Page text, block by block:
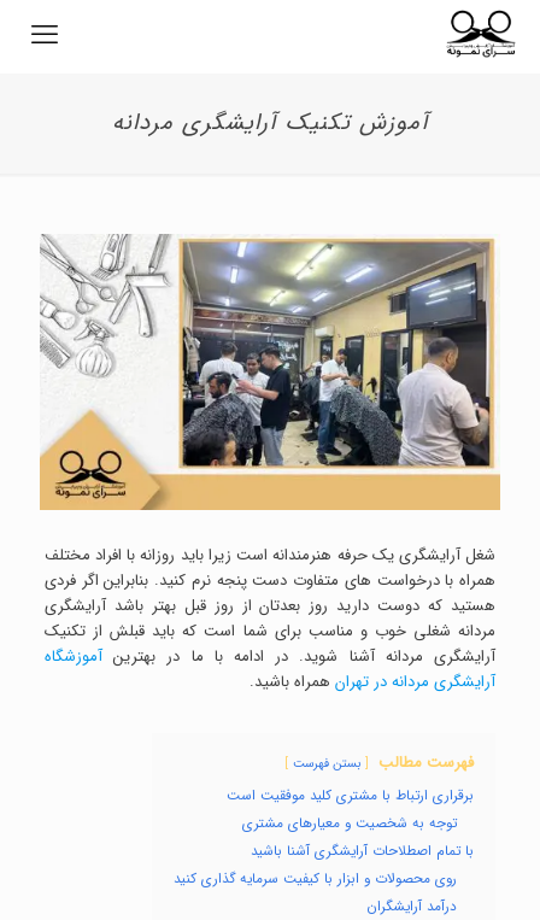
آموزش تکنیک آرایشگری مردانه
شغل آرایشگری یک حرفه هنرمندانه است زیرا باید روزانه با افراد مختلف
همراه با درخواست های متفاوت دست پنجه نرم کنید. بنابراین اگر فردی
هستید که دوست دارید روز بعدتان از روز قبل بهتر باشد آرایشگری
مردانه شغلی خوب و مناسب برای شما است که باید قبلش از تکنیک
آرایشگری مردانه آشنا شوید. در ادامه با ما در بهترینآموزشگاه
آرایشگری مردانه در تهرانهمراه باشید.
فهرست مطالب بستن فهرست
برقراری ارتباط با مشتری کلید موفقیت است
توجه به شخصیت و معیار‌های مشتری
با تمام اصطلاحات آرایشگری آشنا باشید
روی محصولات و ابزار با کیفیت سرمایه گذاری کنید
درآمد آرایشگران